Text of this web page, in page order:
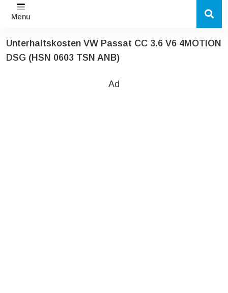
Menu
Unterhaltskosten VW Passat CC 3.6 V6 4MOTION
DSG (HSN 0603 TSN ANB)
Ad